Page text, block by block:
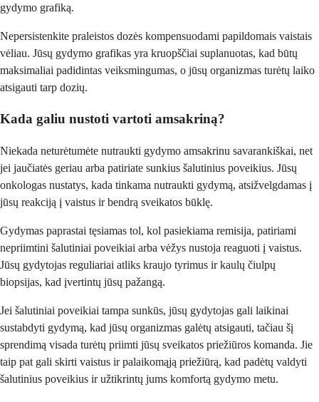
gydymo grafiką.
Nepersistenkite praleistos dozės kompensuodami papildomais vaistais
vėliau. Jūsų gydymo grafikas yra kruopščiai suplanuotas, kad būtų
maksimaliai padidintas veiksmingumas, o jūsų organizmas turėtų laiko
atsigauti tarp dozių.
Kada galiu nustoti vartoti amsakriną?
Niekada neturėtumėte nutraukti gydymo amsakrinu savarankiškai, net
jei jaučiatės geriau arba patiriate sunkius šalutinius poveikius. Jūsų
onkologas nustatys, kada tinkama nutraukti gydymą, atsižvelgdamas į
jūsų reakciją į vaistus ir bendrą sveikatos būklę.
Gydymas paprastai tęsiamas tol, kol pasiekiama remisija, patiriami
nepriimtini šalutiniai poveikiai arba vėžys nustoja reaguoti į vaistus.
Jūsų gydytojas reguliariai atliks kraujo tyrimus ir kaulų čiulpų
biopsijas, kad įvertintų jūsų pažangą.
Jei šalutiniai poveikiai tampa sunkūs, jūsų gydytojas gali laikinai
sustabdyti gydymą, kad jūsų organizmas galėtų atsigauti, tačiau šį
sprendimą visada turėtų priimti jūsų sveikatos priežiūros komanda. Jie
taip pat gali skirti vaistus ir palaikomąją priežiūrą, kad padėtų valdyti
šalutinius poveikius ir užtikrintų jums komfortą gydymo metu.